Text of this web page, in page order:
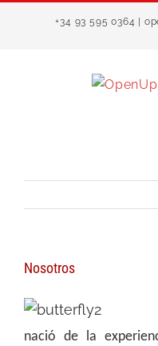
+34 93 595 0364 |
Nosotros
nació de la